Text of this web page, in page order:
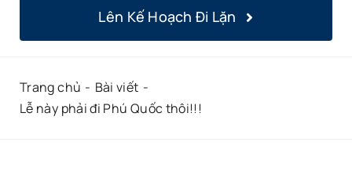
Khoá Học
Lặn Hàng Ngày
Lên Kế Hoạch Đi Lặn
Trang chủ
Bài viết
Lễ này phải đi Phú Quốc thôi!!!